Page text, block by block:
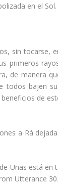
en el Sol.
sin tocarse,
primeros
de manera
todos bajen
de
a Rá
Unas está en
Utterance